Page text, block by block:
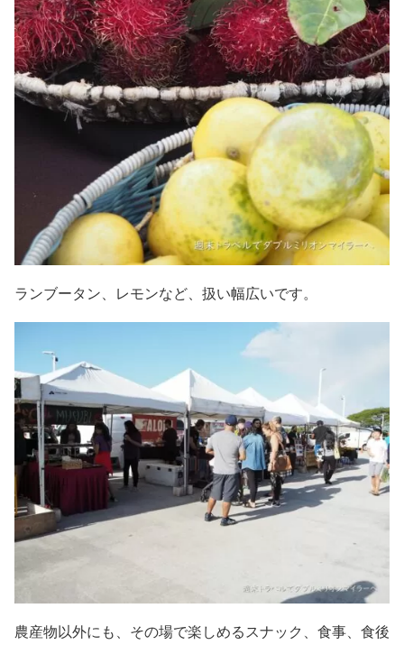
ランブータン、レモンなど、扱い幅広いです。
農産物以外にも、その場で楽しめるスナック、食事、食後